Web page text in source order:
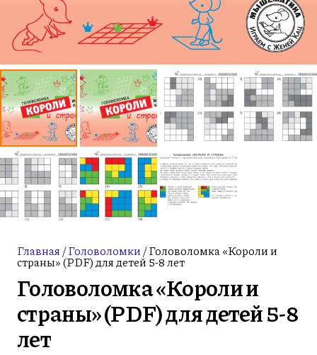
Главная/Головоломки / Головоломка «Короли и
страны» (PDF) для детей 5-8 лет
Головоломка «Короли и
страны» (PDF) для детей 5-8
лет